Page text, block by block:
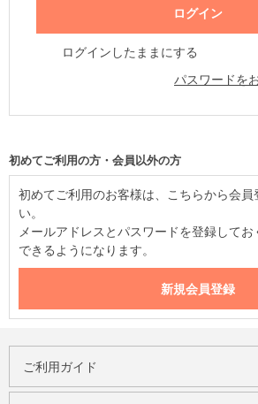
ログインしたままにする
パスワードを
初めてご利用の方・会員以外の方
初めてご利用のお客様は、こちらから会員
い。
メールアドレスとパスワードを登録して
できるようになります。
ご利用ガイド